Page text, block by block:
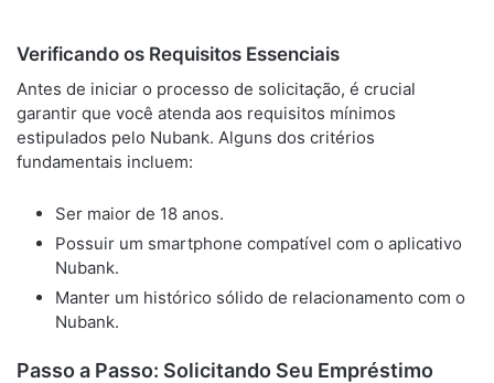
Verificando os Requisitos Essenciais
Antes de iniciar o processo de solicitação, é crucial
garantir que você atenda aos requisitos mínimos
estipulados pelo Nubank. Alguns dos critérios
fundamentais incluem:
Ser maior de 18 anos.
Possuir um smartphone compatível com o aplicativo
Nubank.
Manter um histórico sólido de relacionamento com o
Nubank.
Passo a Passo: Solicitando Seu Empréstimo